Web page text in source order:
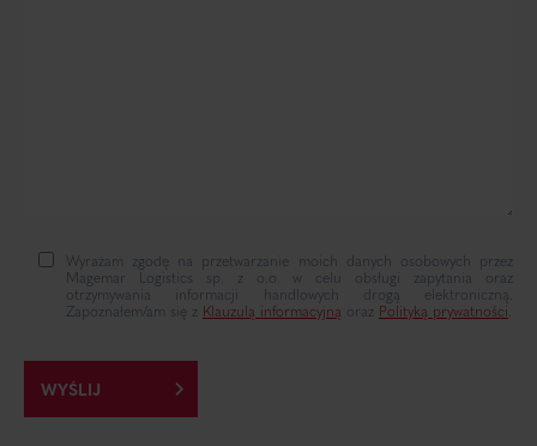
Wyrażam zgodę na przetwarzanie moich danych osobowych przez
Magemar Logistics sp. z o.o. w celu obsługi zapytania oraz
otrzymywania informacji handlowych drogą elektroniczną.
Zapoznałem/am się z Klauzulą informacyjną oraz Polityką prywatności.